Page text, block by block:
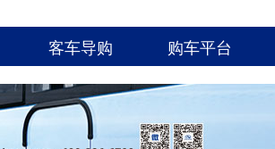
客车导购 购车平台